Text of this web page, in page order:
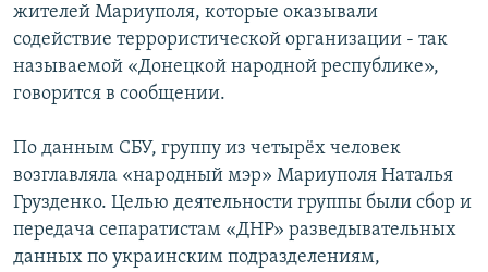
КРЫМ.НЕПОКОРЕННЫЙ
ELIFBE
УКРАИНСКАЯ ПРОБЛЕМА КРЫМА
жителей Мариуполя, которые оказывали
содействие террористической организации - так
называемой «Донецкой народной республике»,
говорится в сообщении.
По данным СБУ, группу из четырёх человек
возглавляла «народный мэр» Мариуполя Наталья
Грузденко. Целью деятельности группы были сбор и
передача сепаратистам «ДНР» разведывательных
данных по украинским подразделениям,